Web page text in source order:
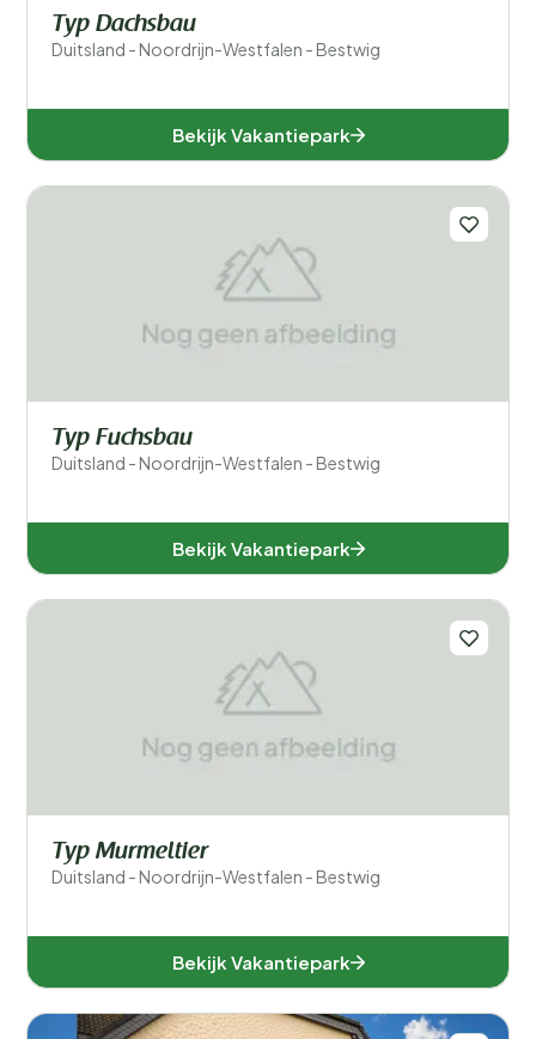
Typ Dachsbau
Duitsland - Noordrijn-Westfalen - Bestwig
Bekijk Vakantiepark
Typ Fuchsbau
Duitsland - Noordrijn-Westfalen - Bestwig
Bekijk Vakantiepark
Typ Murmeltier
Duitsland - Noordrijn-Westfalen - Bestwig
Bekijk Vakantiepark